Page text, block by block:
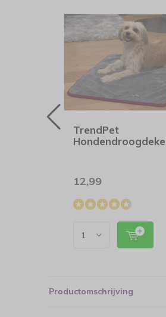
TrendPet
12,99
Productomschrijving